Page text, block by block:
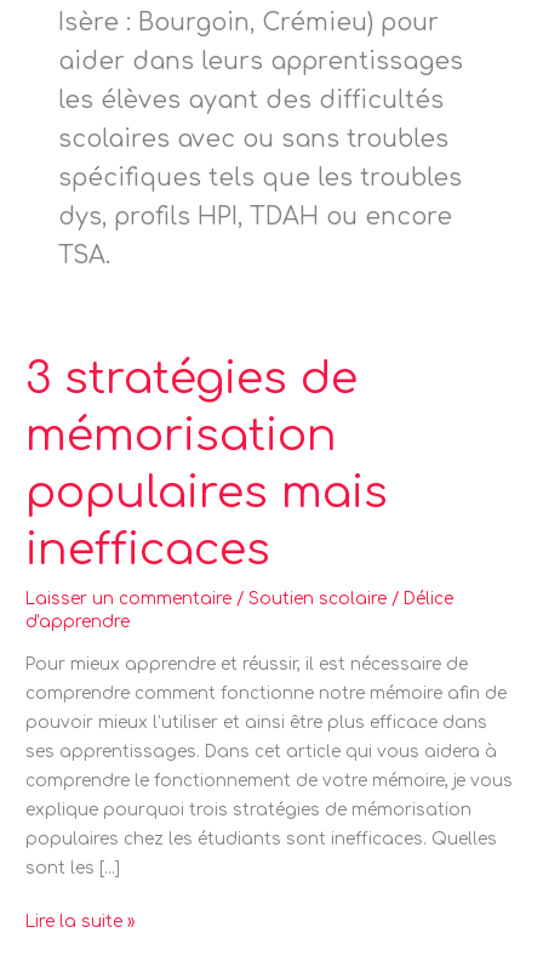
Isère : Bourgoin, Crémieu) pour
aider dans leurs apprentissages
les élèves ayant des difficultés
scolaires avec ou sans troubles
spécifiques tels que les troubles
dys, profils HPI, TDAH ou encore
TSA.
3 stratégies de
mémorisation
populaires mais
inefficaces
Laisser un commentaire /Soutien scolaire / Délice
d'apprendre
Pour mieux apprendre et réussir, il est nécessaire de
comprendre comment fonctionne notre mémoire afin de
pouvoir mieux l’utiliser et ainsi être plus efficace dans
ses apprentissages. Dans cet article qui vous aidera à
comprendre le fonctionnement de votre mémoire, je vous
explique pourquoi trois stratégies de mémorisation
populaires chez les étudiants sont inefficaces. Quelles
sont les […]
3
stratégies
mémorisation
populaires
mais
inefficaces
Lire la suite »